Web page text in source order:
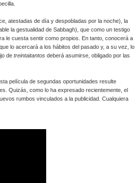
atestadas de día y despobladas por la noche), la
la gestualidad de Sabbagh), que como un testigo
le cuesta sentir como propios. En tanto, conocerá a
lo acercará a los hábitos del pasado y, a su vez, lo
de treintaitantos deberá asumirse, obligado por las
película de segundas oportunidades resulte
Quizás, como lo ha expresado recientemente, el
rumbos vinculados a la publicidad. Cualquiera